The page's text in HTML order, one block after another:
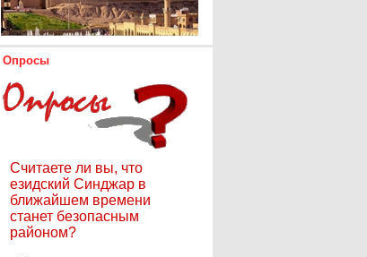
Опросы
Считаете ли вы, что
езидский Синджар в
ближайшем времени
станет безопасным
районом?